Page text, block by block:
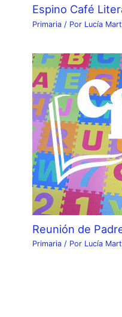
Espino Café
Primaria / Por Lucía
Reunión de
Primaria / Por Lucía